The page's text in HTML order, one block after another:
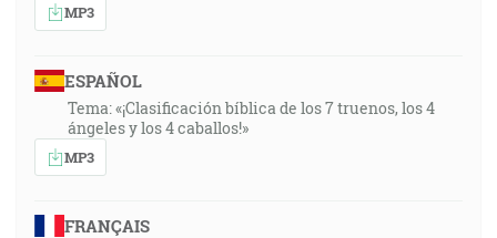
MP3
ESPAÑOL
Tema: «¡Clasificación bíblica de los 7 truenos, los 4
ángeles y los 4 caballos!»
MP3
FRANÇAIS